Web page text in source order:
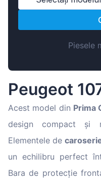
Piesele
Peugeot
Acest model din Prima
design compact și
Elementele de
un echilibru perfect
Bara de protecție